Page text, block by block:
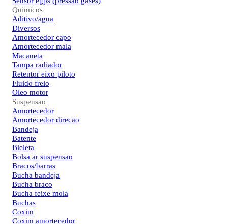
Quimicos
Aditivo/agua
Diversos
Amortecedor capo
Amortecedor mala
Macaneta
Tampa radiador
Retentor eixo piloto
Fluido freio
Oleo motor
Suspensao
Amortecedor
Amortecedor direcao
Bandeja
Batente
Bieleta
Bolsa ar suspensao
Bracos/barras
Bucha bandeja
Bucha braco
Bucha feixe mola
Buchas
Coxim
Coxim amortecedor